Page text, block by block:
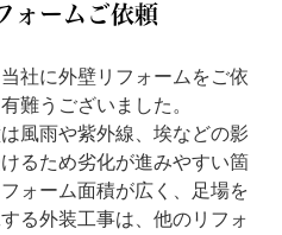
ォームご依頼
社に外壁リフォームをご依
難うございました。
風雨や紫外線、埃などの影
るため劣化が進みやすい箇
ォーム面積が広く、足場を
る外装工事は、他のリフォ